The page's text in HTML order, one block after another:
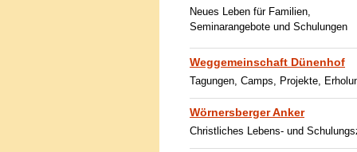
Neues Leben für Familien,
Seminarangebote und Schulungen
Weggemeinschaft Dünenhof
Tagungen, Camps, Projekte,
Wörnersberger Anker
Christliches Lebens- und